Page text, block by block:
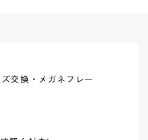
交換・メガネフレー